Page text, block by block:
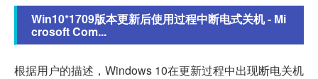
Win10*1709版本更新后使用过程中断电式关机 - Mi
crosoft Com...
根据用户的描述，Windows 10在更新过程中出现断电关机